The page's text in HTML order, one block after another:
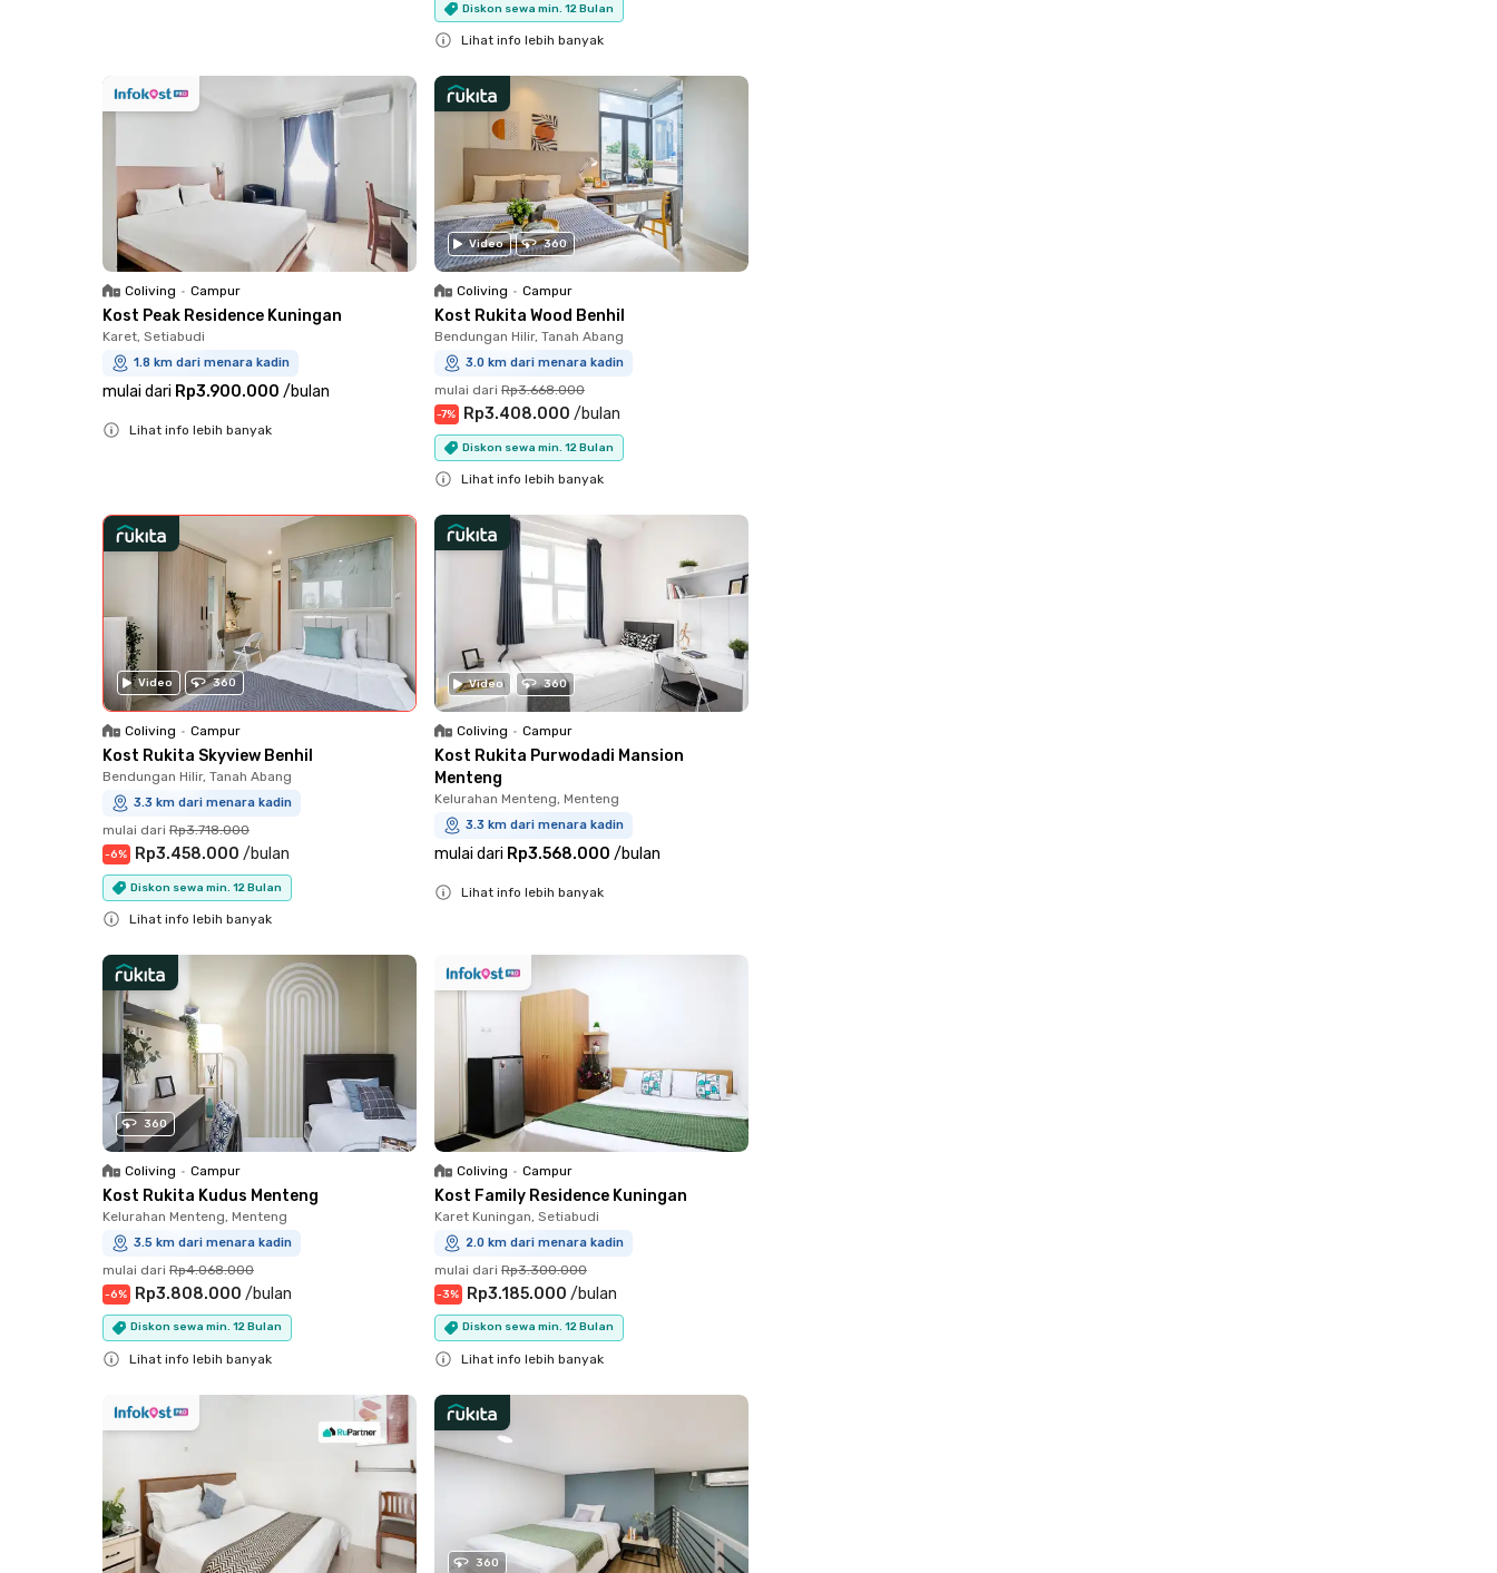
Diskon sewa min. 12 Bulan
Lihat info lebih banyak
Coliving • Campur
Kost Peak Residence Kuningan
Karet, Setiabudi
1.8 km dari menara kadin
mulai dari Rp3.900.000 /bulan
Lihat info lebih banyak
Video 360
Coliving • Campur
Kost Rukita Wood Benhil
Bendungan Hilir, Tanah Abang
3.0 km dari menara kadin
mulai dari Rp3.668.000
-7% Rp3.408.000 /bulan
Diskon sewa min. 12 Bulan
Lihat info lebih banyak
Video 360
Coliving • Campur
Kost Rukita Skyview Benhil
Bendungan Hilir, Tanah Abang
3.3 km dari menara kadin
mulai dari Rp3.718.000
-6% Rp3.458.000 /bulan
Diskon sewa min. 12 Bulan
Lihat info lebih banyak
Video 360
Coliving • Campur
Kost Rukita Purwodadi Mansion
Menteng
Kelurahan Menteng, Menteng
3.3 km dari menara kadin
mulai dari Rp3.568.000 /bulan
Lihat info lebih banyak
360
Coliving • Campur
Kost Rukita Kudus Menteng
Kelurahan Menteng, Menteng
3.5 km dari menara kadin
mulai dari Rp4.068.000
-6% Rp3.808.000 /bulan
Diskon sewa min. 12 Bulan
Lihat info lebih banyak
Coliving • Campur
Kost Family Residence Kuningan
Karet Kuningan, Setiabudi
2.0 km dari menara kadin
mulai dari Rp3.300.000
-3% Rp3.185.000 /bulan
Diskon sewa min. 12 Bulan
Lihat info lebih banyak
360